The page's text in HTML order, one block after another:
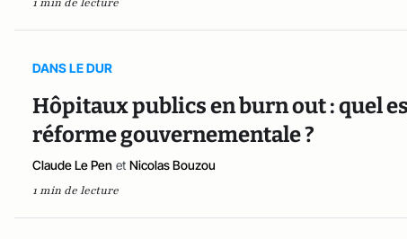
1 min de lecture
DANS LE DUR
Hôpitaux publics en burn out : quel
réforme gouvernementale ?
Claude Le Pen et Nicolas Bouzou
1 min de lecture